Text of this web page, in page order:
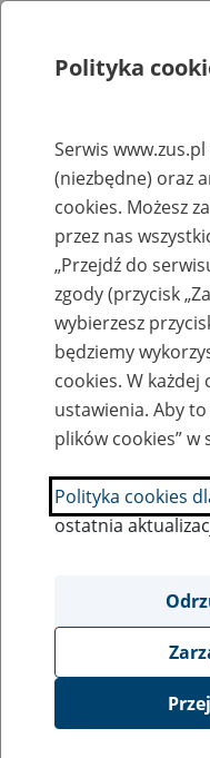
Rejestry, ewidencje i archiwa
Baza
Nazwa zakładu pracy:
SZUKAJ
Ukryj wszystkie
Polityka
Serwis
(niezbędne) oraz
cookies. Możesz
przez nas
„Przejdź do
zgody (przycisk
wybierzesz
będziemy
cookies. W każdej
ustawienia. Aby
plików cookies” w
Polityka cookies
ostatnia